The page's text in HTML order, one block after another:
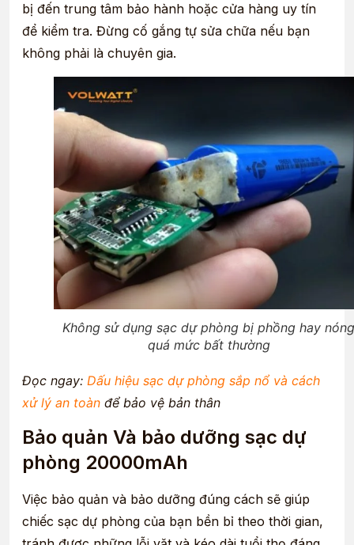
bị đến trung tâm bảo hành hoặc cửa hàng uy tín
để kiểm tra. Đừng cố gắng tự sửa chữa nếu bạn
không phải là chuyên gia.
Không sử dụng sạc dự phòng bị phồng hay nóng
quá mức bất thường
Đọc ngay: Dấu hiệu sạc dự phòng sắp nổ và cách
xử lý an toàn để bảo vệ bản thân
Bảo quản Và bảo dưỡng sạc dự
phòng 20000mAh
Việc bảo quản và bảo dưỡng đúng cách sẽ giúp
chiếc sạc dự phòng của bạn bền bỉ theo thời gian,